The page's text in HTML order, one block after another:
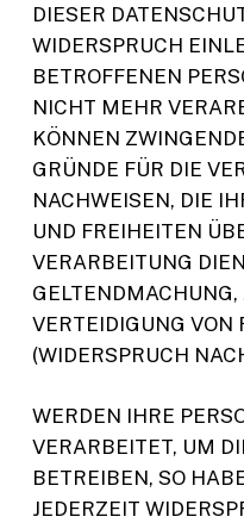
DIESER
WIDERSPRUCH
BETROFFENEN
NICHT MEHR
KÖNNEN
GRÜNDE FÜR DIE
NACHWEISEN, DIE
UND FREIHEITEN
VERARBEITUNG
GELTENDMACHUNG,
VERTEIDIGUNG VON
(WIDERSPRUCH
WERDEN IHRE
VERARBEITET, UM
BETREIBEN, SO
JEDERZEIT